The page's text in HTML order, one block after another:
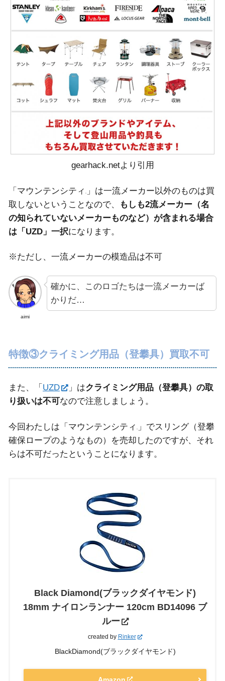
gearhack.netより引用
「マウンテンシティ 」は一流メーカー以外のものは買
取しないということなので、
もしも2流メーカー（名
の知られていないメーカーものなど）が含まれる場合
は「UZD」一択になります。
※ただし、一流メーカーの模造品は不可
aimi
確かに、このロゴたちは一流メーカーば
かりだ…
特徴③クライミング用品（登攀具）買取不可
また、「 UZD 」はクライミング用品（登攀具）の取
り扱いは不可なので注意しましょう。
今回わたしは「マウンテンシティ 」でスリング（登攀
確保ロープのようなもの）を売却したのですが、それ
らは不可だったということになります。
Black Diamond(ブラックダイヤモンド)
18mm ナイロンランナー 120cm BD14096 ブ
ルー
created by Rinker
BlackDiamond(ブラックダイヤモンド)
Amazon